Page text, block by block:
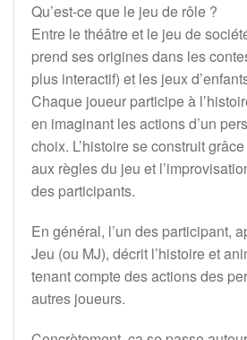
Qu’est-ce que le jeu de rôle ?
Entre le théâtre et le jeu de
prend ses origines dans les
plus interactif) et les jeux
Chaque joueur participe à
en imaginant les actions d’un
choix. L’histoire se construit
aux règles du jeu et
des participants.
En général, l’un des participant,
Jeu (ou MJ), décrit l’histoire et
tenant compte des actions des
autres joueurs.